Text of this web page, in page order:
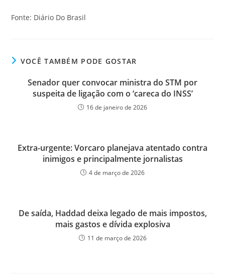
Fonte: Diário Do Brasil
VOCÊ TAMBÉM PODE GOSTAR
Senador quer convocar ministra do STM por
suspeita de ligação com o ‘careca do INSS’
16 de janeiro de 2026
Extra-urgente: Vorcaro planejava atentado contra
inimigos e principalmente jornalistas
4 de março de 2026
De saída, Haddad deixa legado de mais impostos,
mais gastos e dívida explosiva
11 de março de 2026